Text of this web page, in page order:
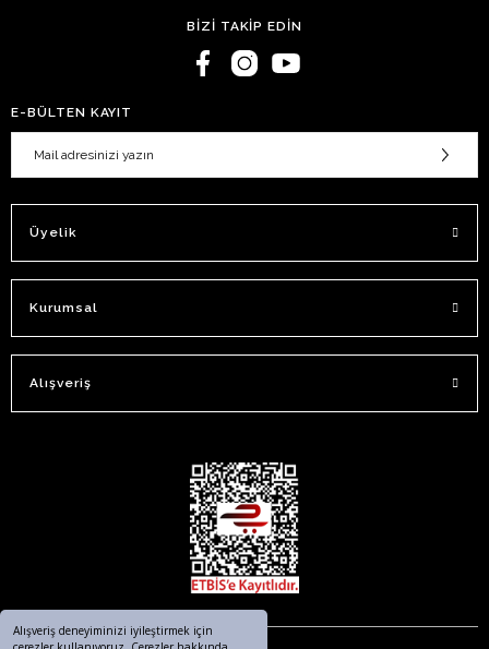
Alışveriş deneyiminizi iyileştirmek için
BİZİ TAKİP EDİN
E-BÜLTEN KAYIT
Üyelik
Kurumsal
Alışveriş